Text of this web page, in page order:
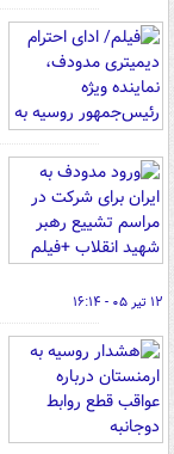
۱۲ تیر ۰۵ - ۱۶:۱۴